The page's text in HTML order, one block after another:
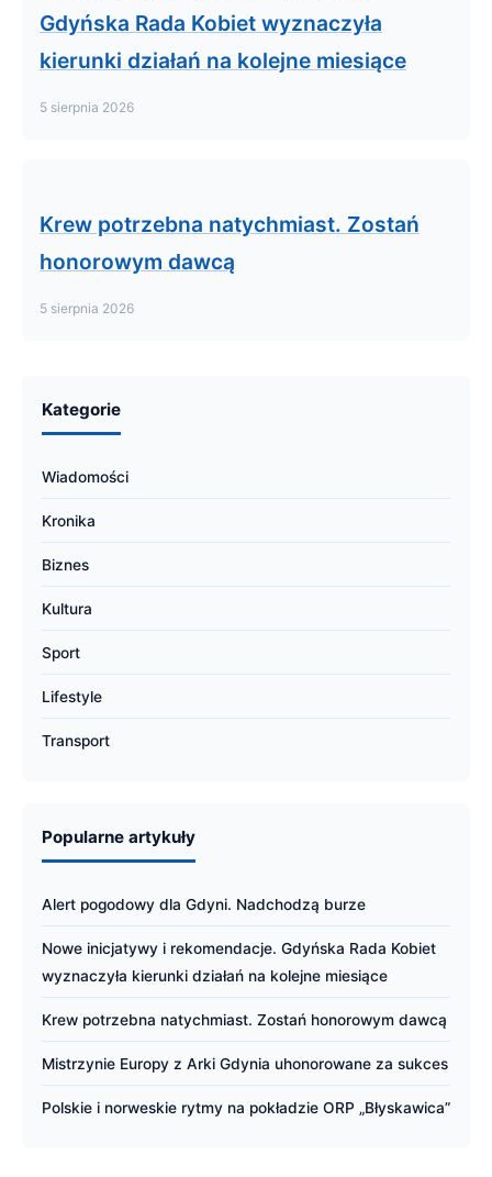
Gdyńska Rada Kobiet wyznaczyła
kierunki działań na kolejne miesiące
5 sierpnia 2026
Krew potrzebna natychmiast. Zostań
honorowym dawcą
5 sierpnia 2026
Kategorie
Wiadomości
Kronika
Biznes
Kultura
Sport
Lifestyle
Transport
Popularne artykuły
Alert pogodowy dla Gdyni. Nadchodzą burze
Nowe inicjatywy i rekomendacje. Gdyńska Rada Kobiet
wyznaczyła kierunki działań na kolejne miesiące
Krew potrzebna natychmiast. Zostań honorowym dawcą
Mistrzynie Europy z Arki Gdynia uhonorowane za sukces
Polskie i norweskie rytmy na pokładzie ORP „Błyskawica”